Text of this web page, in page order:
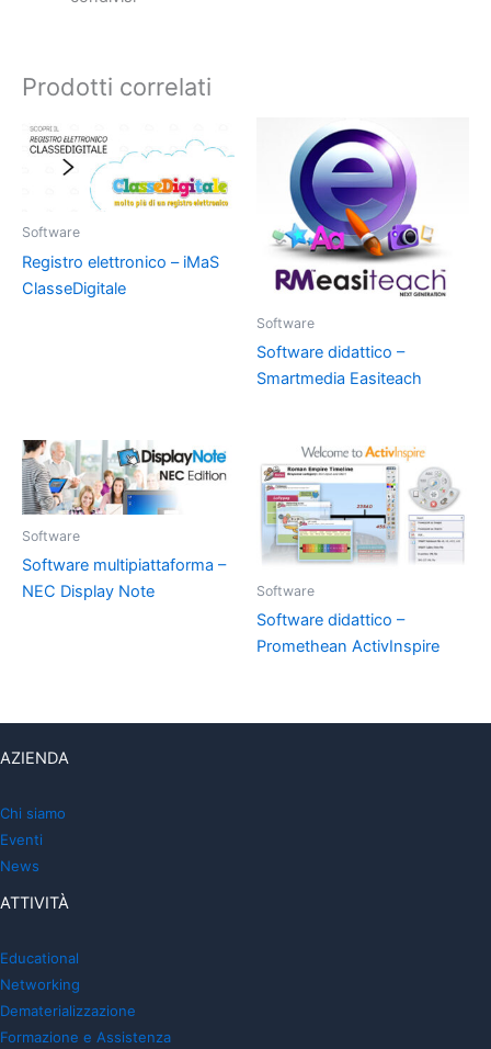
Prodotti correlati
Software
Registro elettronico – iMaS
ClasseDigitale
Software
Software didattico –
Smartmedia Easiteach
Software
Software multipiattaforma –
NEC Display Note
Software
Software didattico –
Promethean ActivInspire
AZIENDA
Chi siamo
Eventi
News
ATTIVITÀ
Educational
Networking
Dematerializzazione
Formazione e Assistenza